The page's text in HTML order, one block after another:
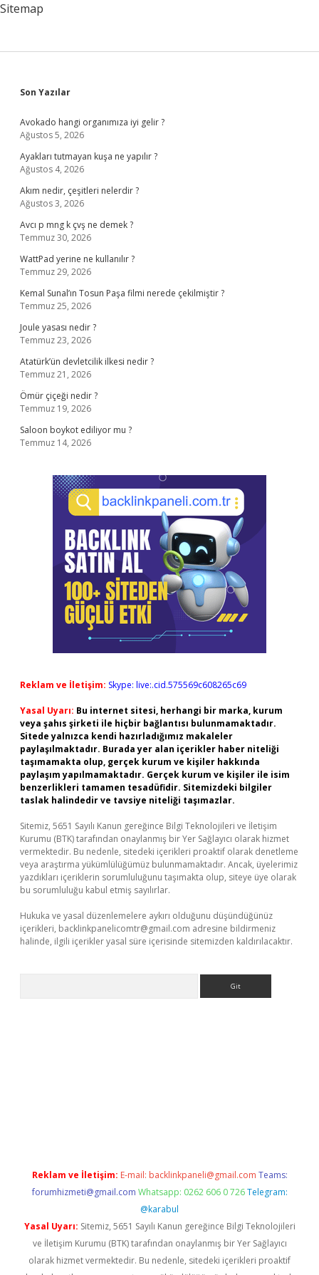
Sitemap
Sidebar
Son Yazılar
Avokado hangi organımıza iyi gelir ?
Ağustos 5, 2026
Ayakları tutmayan kuşa ne yapılır ?
Ağustos 4, 2026
Akım nedir, çeşitleri nelerdir ?
Ağustos 3, 2026
Avcı p mng k çvş ne demek ?
Temmuz 30, 2026
WattPad yerine ne kullanılır ?
Temmuz 29, 2026
Kemal Sunal’ın Tosun Paşa filmi nerede çekilmiştir ?
Temmuz 25, 2026
Joule yasası nedir ?
Temmuz 23, 2026
Atatürk’ün devletcilik ilkesi nedir ?
Temmuz 21, 2026
Ömür çiçeği nedir ?
Temmuz 19, 2026
Saloon boykot ediliyor mu ?
Temmuz 14, 2026
Reklam ve İletişim: Skype: live:.cid.575569c608265c69
Yasal Uyarı: Bu internet sitesi, herhangi bir marka, kurum
veya şahıs şirketi ile hiçbir bağlantısı bulunmamaktadır.
Sitede yalnızca kendi hazırladığımız makaleler
paylaşılmaktadır. Burada yer alan içerikler haber niteliği
taşımamakta olup, gerçek kurum ve kişiler hakkında
paylaşım yapılmamaktadır. Gerçek kurum ve kişiler ile isim
benzerlikleri tamamen tesadüfidir. Sitemizdeki bilgiler
taslak halindedir ve tavsiye niteliği taşımazlar.
Sitemiz, 5651 Sayılı Kanun gereğince Bilgi Teknolojileri ve İletişim
Kurumu (BTK) tarafından onaylanmış bir Yer Sağlayıcı olarak hizmet
vermektedir. Bu nedenle, sitedeki içerikleri proaktif olarak denetleme
veya araştırma yükümlülüğümüz bulunmamaktadır. Ancak, üyelerimiz
yazdıkları içeriklerin sorumluluğunu taşımakta olup, siteye üye olarak
bu sorumluluğu kabul etmiş sayılırlar.
Hukuka ve yasal düzenlemelere aykırı olduğunu düşündüğünüz
içerikleri, backlinkpanelicomtr@gmail.com adresine bildirmeniz
halinde, ilgili içerikler yasal süre içerisinde sitemizden kaldırılacaktır.
Reklam ve İletişim: E-mail: backlinkpaneli@gmail.com Teams:
forumhizmeti@gmail.com Whatsapp: 0262 606 0 726 Telegram:
@karabul
Yasal Uyarı: Sitemiz, 5651 Sayılı Kanun gereğince Bilgi Teknolojileri
ve İletişim Kurumu (BTK) tarafından onaylanmış bir Yer Sağlayıcı
olarak hizmet vermektedir. Bu nedenle, sitedeki içerikleri proaktif